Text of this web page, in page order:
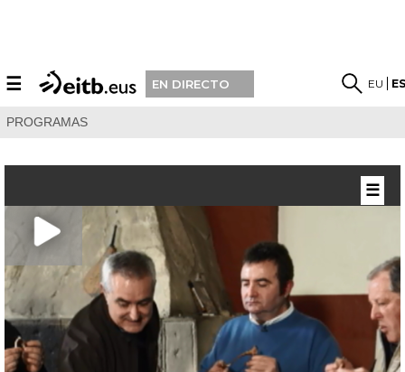
☰ EN DIRECTO EU
PROGRAMAS
☰